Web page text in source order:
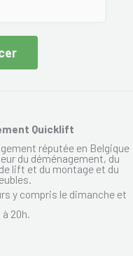
Quicklift
réputée en Belgique
du déménagement, du
lift et du montage et du
y compris le dimanche et
20h.